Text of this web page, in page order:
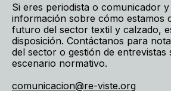
Si eres periodista o comunicador y
información sobre cómo estamos
futuro del sector textil y calzado,
disposición. Contáctanos para
del sector o gestión de entrevistas
escenario normativo.
comunicacion@re-viste.org